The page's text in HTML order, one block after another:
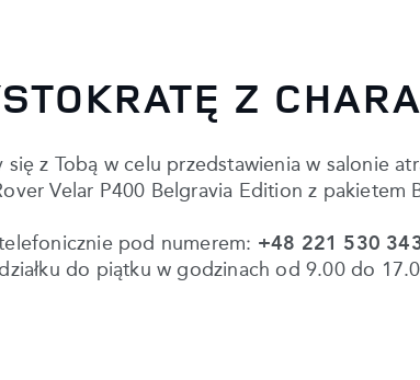
Z
z Tobą w celu przedstawienia w salonie
Velar P400 Belgravia Edition z pakietem
pod numerem: +48 221 530
do piątku w godzinach od 9.00 do